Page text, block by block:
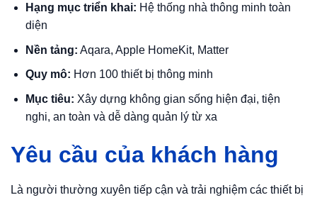
Hạng mục triển khai: Hệ thống nhà thông minh toàn
diện
Nền tảng: Aqara, Apple HomeKit, Matter
Quy mô: Hơn 100 thiết bị thông minh
Mục tiêu: Xây dựng không gian sống hiện đại, tiện
nghi, an toàn và dễ dàng quản lý từ xa
Yêu cầu của khách hàng
Là người thường xuyên tiếp cận và trải nghiệm các thiết bị